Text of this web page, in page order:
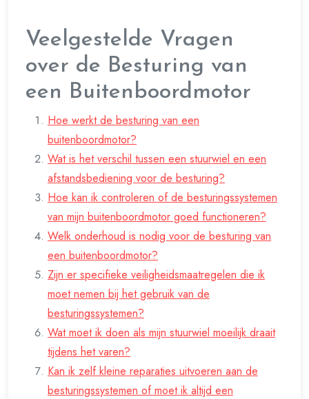
Veelgestelde Vragen
over de Besturing van
een Buitenboordmotor
Hoe werkt de besturing van een
buitenboordmotor?
Wat is het verschil tussen een stuurwiel en een
afstandsbediening voor de besturing?
Hoe kan ik controleren of de besturingssystemen
van mijn buitenboordmotor goed functioneren?
Welk onderhoud is nodig voor de besturing van
een buitenboordmotor?
Zijn er specifieke veiligheidsmaatregelen die ik
moet nemen bij het gebruik van de
besturingssystemen?
Wat moet ik doen als mijn stuurwiel moeilijk draait
tijdens het varen?
Kan ik zelf kleine reparaties uitvoeren aan de
besturingssystemen of moet ik altijd een